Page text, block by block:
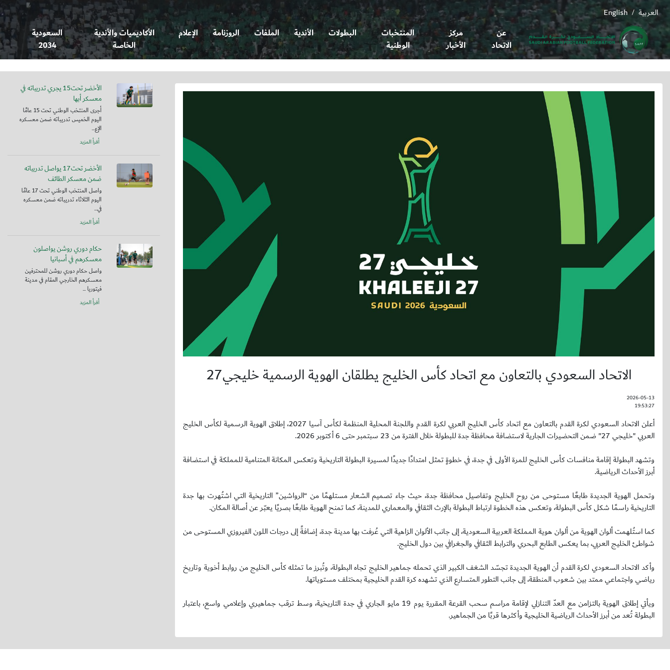
English / العربية
عن
الاتحاد
مركز
الأخبار
المنتخبات
الوطنية
البطولات الأندية الملفات الروزنامة الإعلام
الأكاديميات والأندية
الخاصة
السعودية
2034
الاتحاد السعودي بالتعاون مع اتحاد كأس الخليج يطلقان الهوية الرسمية خليجي27
2026-05-13
19:53:27
أعلن الاتحاد السعودي لكرة القدم بالتعاون مع اتحاد كأس الخليج العربي لكرة القدم واللجنة المحلية المنظمة لكأس آسيا 2027، إطلاق الهوية الرسمية لكأس الخليج
العربي "خليجي 27" ضمن التحضيرات الجارية لاستضافة محافظة جدة للبطولة خلال الفترة من 23 سبتمبر حتى 6 أكتوبر 2026.
وتشهد البطولة إقامة منافسات كأس الخليج للمرة الأولى في جدة، في خطوةٍ تمثل امتدادًا جديدًا لمسيرة البطولة التاريخية وتعكس المكانة المتنامية للمملكة في استضافة
أبرز الأحداث الرياضية.
وتحمل الهوية الجديدة طابعًا مستوحى من روح الخليج وتفاصيل محافظة جدة، حيث جاء تصميم الشعار مستلهمًا من “الرواشين” التاريخية التي اشتُهرت بها جدة
التاريخية راسمًا شكل كأس البطولة، وتعكس هذه الخطوة ارتباط البطولة بالإرث الثقافي والمعماري للمدينة، كما تمنح الهوية طابعًا بصريًا يعبّر عن أصالة المكان.
كما استُلهمت ألوان الهوية من ألوان هوية المملكة العربية السعودية، إلى جانب الألوان الزاهية التي عُرفت بها مدينة جدة، إضافةً إلى درجات اللون الفيروزي المستوحى من
شواطئ الخليج العربي، بما يعكس الطابع البحري والترابط الثقافي والجغرافي بين دول الخليج.
وأكد الاتحاد السعودي لكرة القدم أن الهوية الجديدة تجسّد الشغف الكبير الذي تحمله جماهير الخليج تجاه البطولة، وتُبرز ما تمثله كأس الخليج من روابط أخوية وتاريخ
رياضي واجتماعي ممتد بين شعوب المنطقة، إلى جانب التطور المتسارع الذي تشهده كرة القدم الخليجية بمختلف مستوياتها.
ويأتي إطلاق الهوية بالتزامن مع العدّ التنازلي لإقامة مراسم سحب القرعة المقررة يوم 19 مايو الجاري في جدة التاريخية، وسط ترقب جماهيري وإعلامي واسع، باعتبار
البطولة تُعد من أبرز الأحداث الرياضية الخليجية وأكثرها قربًا من الجماهير.
الأخضر تحت15 يجري تدريباته في
معسكر أبها
أجرى المنتخب الوطني تحت 15 عامًا
اليوم الخميس تدريباته ضمن معسكره
الإع...
أقرأ المزيد
الأخضر تحت17 يواصل تدريباته
ضمن معسكر الطائف
واصل المنتخب الوطني تحت 17 عامًا
اليوم الثلاثاء تدريباته ضمن معسكره
في...
أقرأ المزيد
حكام دوري روشن يواصلون
معسكرهم في أسبانيا
واصل حكام دوري روشن للمحترفين
معسكرهم الخارجي المقام في مدينة
فيتوريا ...
أقرأ المزيد